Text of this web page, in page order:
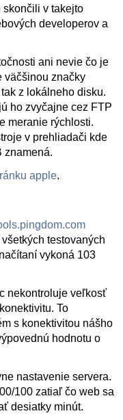
skončili v takejto
developerov a
ani nevie čo je
väčšinou značky
z lokálneho disku.
ho zvyčajne cez FTP
meranie rýchlosti.
v prehliadači kde
znamená.
apple.
testovaných
vykoná 103
nekontroluje veľkosť
To
s konektivitou nášho
hodnotu o
nastavenie servera.
100 zatiaľ čo web sa
desiatky minút.